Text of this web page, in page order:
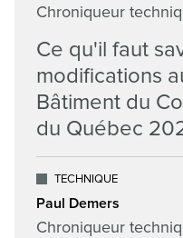
Chroniqueur
Ce qu'il faut
modifications
Bâtiment du
du Québec
TECHNIQUE
Paul Demers
Chroniqueur